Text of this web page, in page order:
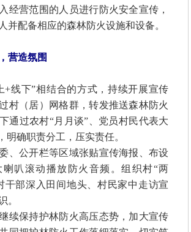
经营范围的人员进行防火安全宣传，
并配备相应的森林防火设施和设备。
营造氛围
下”相结合的方式，持续开展宣传
村（居）网格群，转发推送森林防火
通过农村“月月谈”、党员村民代表大
明确职责分工，压实责任。
公开栏等区域张贴宣传海报、布设
喇叭滚动播放防火音频。组织村“两
干部深入田间地头、村民家中走访宣
。
保持护林防火高压态势，加大宣传